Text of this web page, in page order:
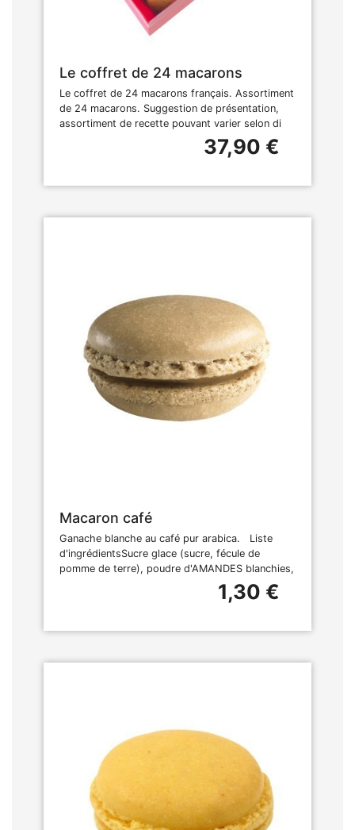
Le coffret de 24 macarons
Le coffret de 24 macarons français. Assortiment
de 24 macarons. Suggestion de présentation,
assortiment de recette pouvant varier selon di
37,90 €
Macaron café
Ganache blanche au café pur arabica. Liste
d'ingrédientsSucre glace (sucre, fécule de
pomme de terre), poudre d'AMANDES blanchies,
1,30 €